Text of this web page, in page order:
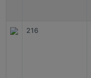
216